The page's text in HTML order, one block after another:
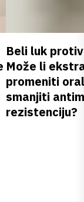
Beli luk
Može li
promeniti
smanjiti
rezistenciju?